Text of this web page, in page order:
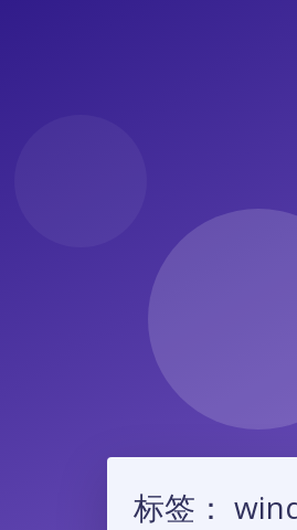
标签：